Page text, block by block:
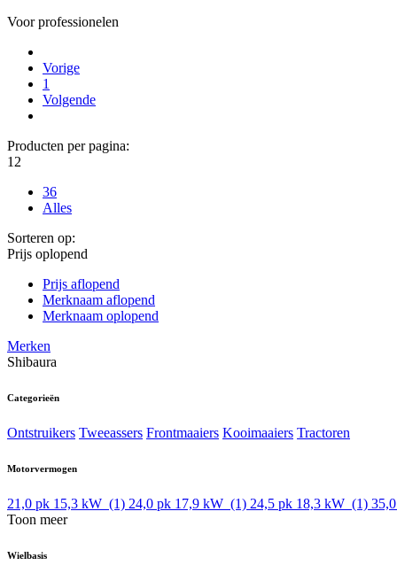
Voor professionelen
Vorige
1
Volgende
Producten per pagina:
12
36
Alles
Sorteren op:
Prijs oplopend
Prijs aflopend
Merknaam aflopend
Merknaam oplopend
Merken
Shibaura
Categorieën
Ontstruikers Tweeassers Frontmaaiers Kooimaaiers Tractoren
Motorvermogen
21,0 pk 15,3 kW (1) 24,0 pk 17,9 kW (1) 24,5 pk 18,3 kW (1)
Toon meer
Wielbasis